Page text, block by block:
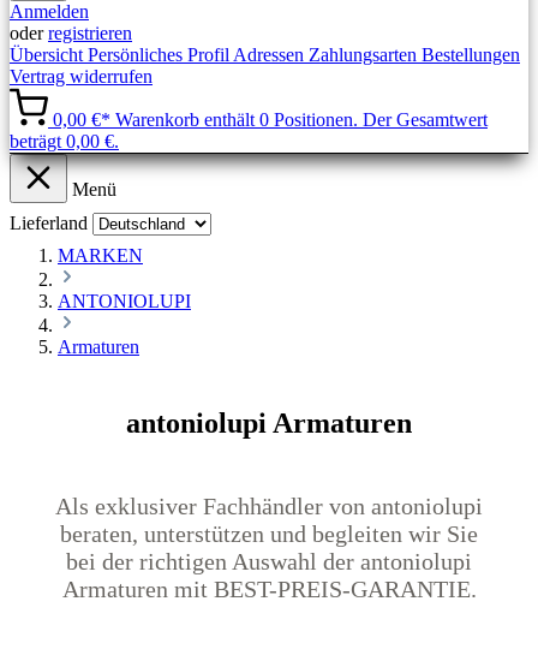
Anmelden
oderregistrieren
Übersicht Persönliches Profil Adressen Zahlungsarten Bestellungen
Vertrag widerrufen
0,00 €* Warenkorb enthält 0 Positionen. Der Gesamtwert
beträgt 0,00 €.
Menü
Lieferland
MARKEN
ANTONIOLUPI
Armaturen
antoniolupi Armaturen
Als exklusiver Fachhändler von antoniolupi
beraten, unterstützen und begleiten wir Sie
bei der richtigen Auswahl der antoniolupi
Armaturen mit BEST-PREIS-GARANTIE.